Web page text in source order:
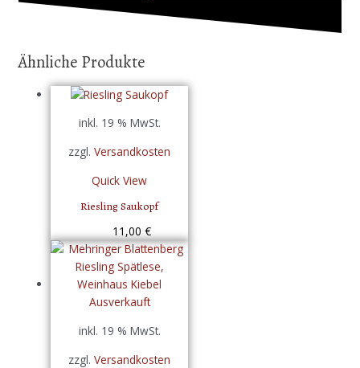
Ähnliche Produkte
inkl. 19 % MwSt.
zzgl. Versandkosten
Quick View
Riesling Saukopf
11,00 €
Ausverkauft
inkl. 19 % MwSt.
zzgl. Versandkosten